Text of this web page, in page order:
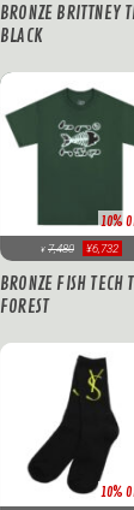
BRONZE BRITTNEY
BLACK
10%
¥ 7,480 ¥6,732
BRONZE FISH TECH
FOREST
10%